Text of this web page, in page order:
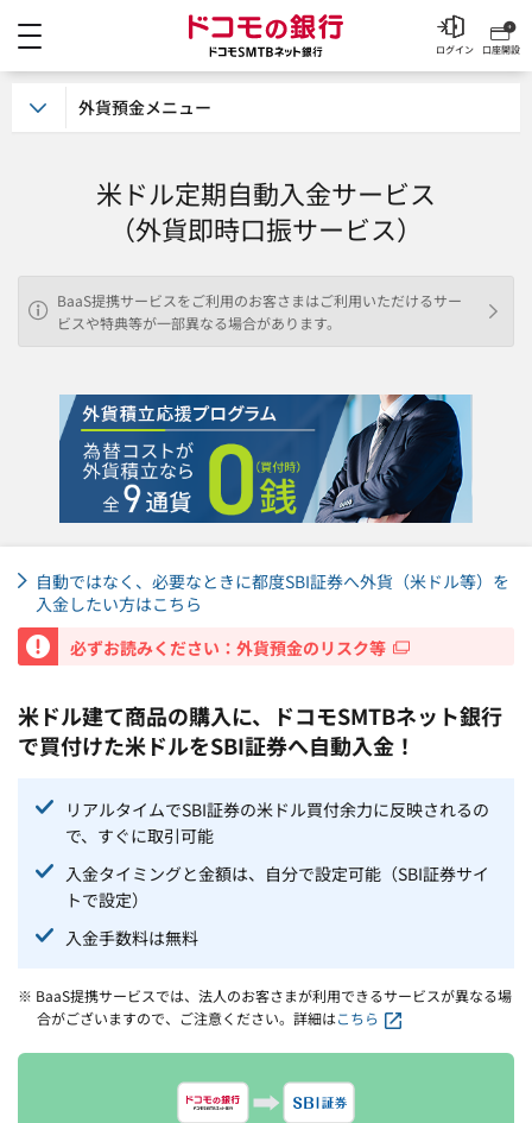
ドコモの銀行 ドコモ
口座開設
ログイン
米ドル定期自動入金サービス
（外貨即時口振サービス）
BaaS提携サービスをご利用のお客さまはご利用いただけるサー
ビスや特典等が一部異なる場合があります。
自動ではなく、必要なときに都度SBI証券へ外貨（米ドル等）を
入金したい方はこちら
重要
必ずお読みください：外貨預金のリスク等
米ドル建て商品の購入に、ドコモSMTBネット銀行
で買付けた米ドルをSBI証券へ自動入金！
リアルタイムでSBI証券の米ドル買付余力に反映されるの
で、すぐに取引可能
入金タイミングと金額は、自分で設定可能（SBI証券サイ
トで設定）
入金手数料は無料
※ BaaS提携サービスでは、法人のお客さまが利用できるサービスが異なる場
合がございますので、ご注意ください。詳細はこちら
外貨預金メニュー